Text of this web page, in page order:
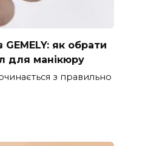
GEMELY: як обрати
для манікюру
з правильно